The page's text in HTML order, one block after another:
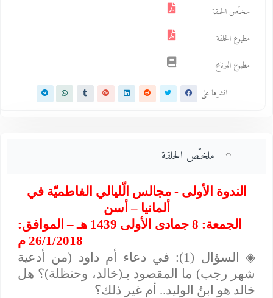
ملخـّص الحلقة
مطبوع الحلقة
مطبوع البرنامج
انشرها على
ملخـّص الحلقة
الندوة الأولى - مجالس الّليالي الفاطميّة في
ألمانيا – أسن
الجمعة: 8 جمادى الأولى 1439 هـ – الموافق:
26/1/2018 م
◈
السؤال (1): في دعاء أم داود (من أدعية
شهر رجب) ما المقصود بـ(خالد، وحنظلة)؟ هل
خالد هو ابنُ الوليد.. أم غير ذلك؟